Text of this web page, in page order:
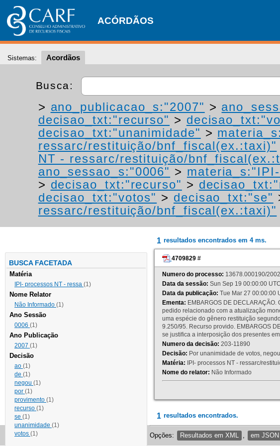
ACÓRDÃOS
Sistemas: Acordãos
Busca:
> ano_publicacao_s:"2007" >
decisao_txt:"recurso" >
decisao_txt:"unanimidade" >
ressarc/restituição/bnf_fiscal(ex.:taxi)"
NT - ressarc/restituição/
ano_sessao_s:"0006" >
> decisao_txt:"recurso" >
decisao_txt:"votos" > decisao_txt:"se"
ressarc/restituição/bnf_fiscal(ex.:taxi)"
BUSCA FACETADA
Matéria
IPI- processos NT - ressa (1)
Nome Relator
Não Informado (1)
Ano Sessão
0006 (1)
Ano Publicação
2007 (1)
Decisão
ao (1)
de (1)
negou (1)
por (1)
provimento (1)
recurso (1)
se (1)
unanimidade (1)
votos (1)
1 resultados encontrados em 4 ms.
4709829 #
Numero do processo: 13678.000190/
Data da sessão: Sun Sep 19 00:00:00
Data da publicação: Tue Mar 27 00:00:00
Ementa: EMBARGOS DE
pedido relacionado com a atualização
uma espécie do gênero restituição
9.250/95. Recurso provido. EMBARGOS
se justifica a interposição dos presentes
Numero da decisão: 203-11890
Decisão: Por unanimidade de votos,
Matéria: IPI- processos NT - ressarc/
Nome do relator: Não Informado
1 resultados encontrados.
Opções: Resultados em XML em JSON